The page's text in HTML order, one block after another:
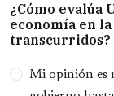
¿Cómo evalúa
economía en
transcurridos?
Opciones
Mi opinión es